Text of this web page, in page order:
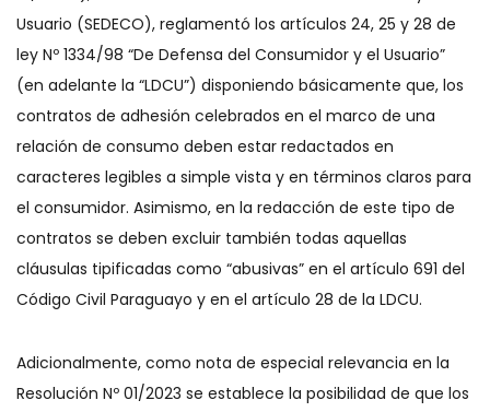
Usuario (SEDECO), reglamentó los artículos 24, 25 y 28 de
ley Nº 1334/98 “De Defensa del Consumidor y el Usuario”
(en adelante la “LDCU”) disponiendo básicamente que, los
contratos de adhesión celebrados en el marco de una
relación de consumo deben estar redactados en
caracteres legibles a simple vista y en términos claros para
el consumidor. Asimismo, en la redacción de este tipo de
contratos se deben excluir también todas aquellas
cláusulas tipificadas como “abusivas” en el artículo 691 del
Código Civil Paraguayo y en el artículo 28 de la LDCU.
Adicionalmente, como nota de especial relevancia en la
Resolución Nº 01/2023 se establece la posibilidad de que los